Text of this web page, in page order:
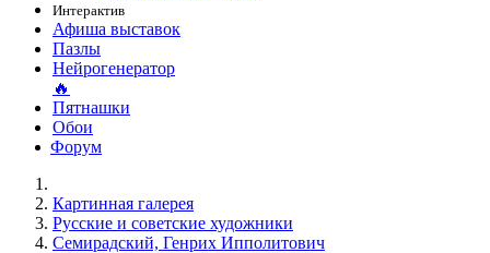
Интерактив
Афиша выставок
Пазлы
Нейрогенератор
🔥
Пятнашки
Обои
Форум
Картинная галерея
Русские и советские художники
Семирадский, Генрих Ипполитович